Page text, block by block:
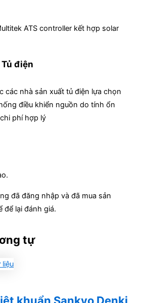
ATS controller kết hợp solar
điện
các nhà sản xuất tủ điện lựa chọn
điều khiển nguồn do tính ổn
phí hợp lý
đã đăng nhập và đã mua sản
để lại đánh giá.
tự